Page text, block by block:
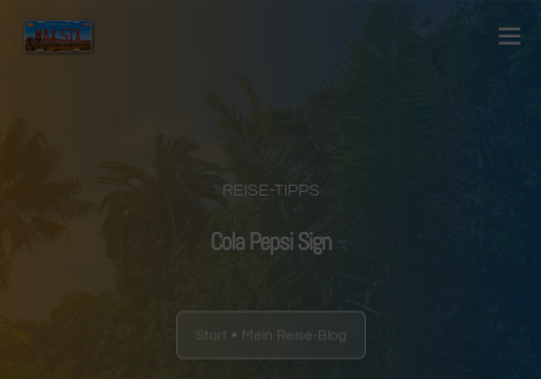
REISE-TIPPS
Cola Pepsi Sign
Start Mein Reise-Blog